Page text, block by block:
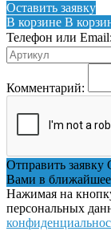
Оставить заявку
В корзине В
Телефон или Email:
Комментарий:
Отправить заявку
Вами в ближайшее
Нажимая на
персональных